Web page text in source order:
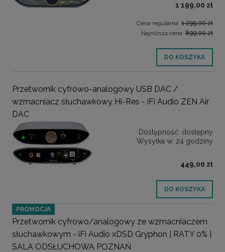
1 199,00 zł
Cena regularna: 1 299,00 zł
Najniższa cena: 899,00 zł
DO KOSZYKA
Przetwornik cyfrowo-analogowy USB DAC /
wzmacniacz słuchawkowy Hi-Res - iFi Audio ZEN Air
DAC
Dostępność: dostępny
Wysyłka w: 24 godziny
449,00 zł
DO KOSZYKA
Przetwornik cyfrowo/analogowy ze wzmacniaczem
słuchawkowym - iFi Audio xDSD Gryphon | RATY 0% |
SALA ODSŁUCHOWA POZNAŃ
PROMOCJA